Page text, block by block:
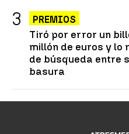
PREMIOS
Tiró por error un
millón de euros y lo
de búsqueda entre
basura